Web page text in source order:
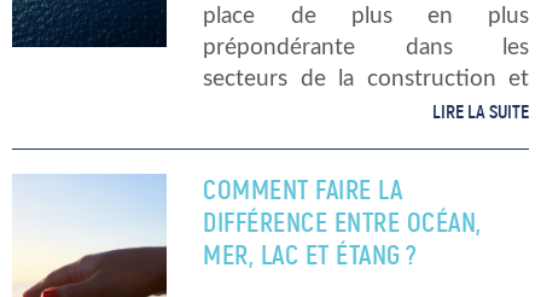
place de plus en plus
prépondérante dans les
secteurs de la construction et
du génie maritime. La société
constructeur de marinas sur
mesure […]
LIRE LA SUITE
COMMENT FAIRE LA
DIFFÉRENCE ENTRE OCÉAN,
MER, LAC ET ÉTANG ?